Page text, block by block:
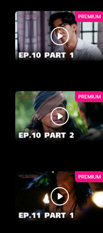
PREMIUM
PREMIUM
PREMIUM